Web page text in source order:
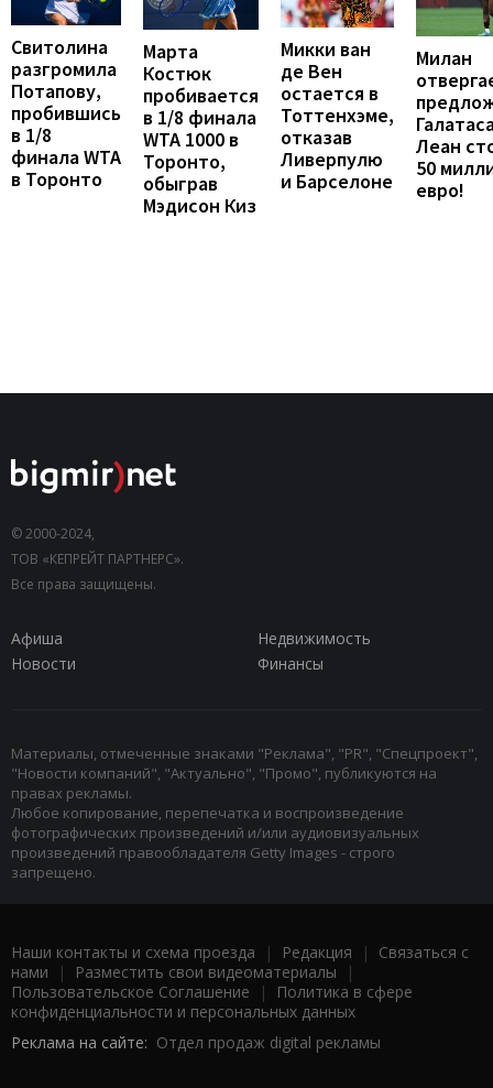
Свитолина
разгромила
Потапову,
пробившись
в 1/8
финала WTA
в Торонто
Марта
Костюк
пробивается
в 1/8 финала
WTA 1000 в
Торонто,
обыграв
Мэдисон Киз
Микки ван
де Вен
остается в
Тоттенхэме,
отказав
Ливерпулю
и Барселоне
Милан
Леан
50
евро!
© 2000-2024,
ТОВ «КЕПРЕЙТ ПАРТНЕРС».
Все права защищены.
Афиша
Недвижимость
Новости
Финансы
Материалы, отмеченные знаками "Реклама", "PR", "Спецпроект",
"Новости компаний", "Актуально", "Промо", публикуются на
правах рекламы.
Любое копирование, перепечатка и воспроизведение
фотографических произведений и/или аудиовизуальных
произведений правообладателя Getty Images - строго
запрещено.
Наши контакты и схема проезда | Редакция | Связаться с
нами | Разместить свои видеоматериалы |
Пользовательское Соглашение |
Политика в сфере
конфиденциальности и персональных данных
Реклама на сайте: Отдел продаж digital рекламы